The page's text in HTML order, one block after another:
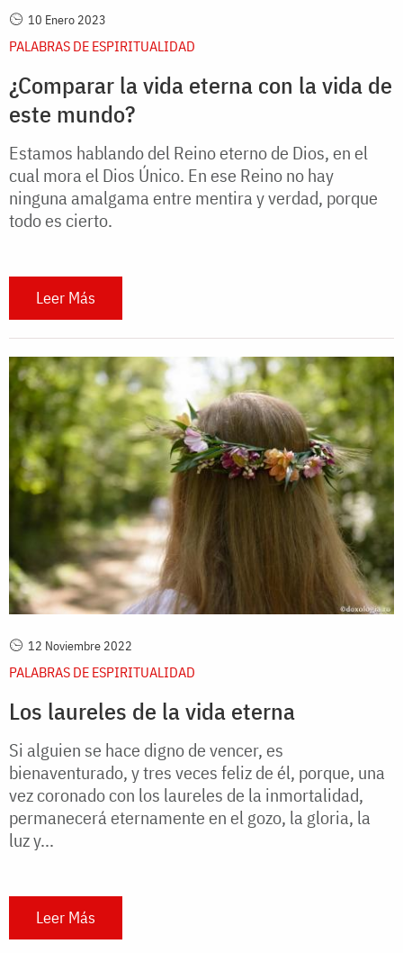
10 Enero 2023
PALABRAS DE ESPIRITUALIDAD
¿Comparar la vida eterna con la vida de
este mundo?
Estamos hablando del Reino eterno de Dios, en el
cual mora el Dios Único. En ese Reino no hay
ninguna amalgama entre mentira y verdad, porque
todo es cierto.
Leer Más
12 Noviembre 2022
PALABRAS DE ESPIRITUALIDAD
Los laureles de la vida eterna
Si alguien se hace digno de vencer, es
bienaventurado, y tres veces feliz de él, porque, una
vez coronado con los laureles de la inmortalidad,
permanecerá eternamente en el gozo, la gloria, la
luz y...
Leer Más